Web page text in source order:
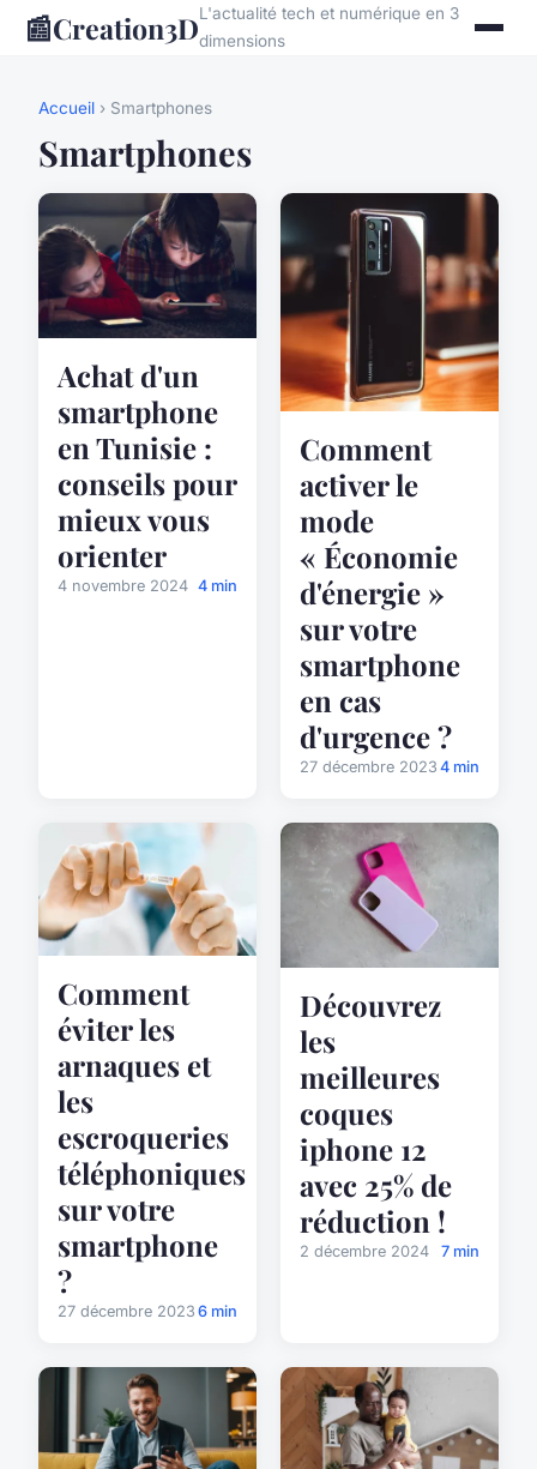
📰Creation3DL'actualité tech et numérique en 3
dimensions
Accueil › Smartphones
Smartphones
Achat d'un
smartphone
en Tunisie :
conseils pour
mieux vous
orienter
4 novembre 2024 4 min
Comment
activer le
mode
« Économie
d'énergie »
sur votre
smartphone
en cas
d'urgence ?
27 décembre 2023 4 min
Comment
éviter les
arnaques et
les
escroqueries
téléphoniques
sur votre
smartphone
?
27 décembre 2023 6 min
Découvrez
les
meilleures
coques
iphone 12
avec 25% de
réduction !
2 décembre 2024 7 min